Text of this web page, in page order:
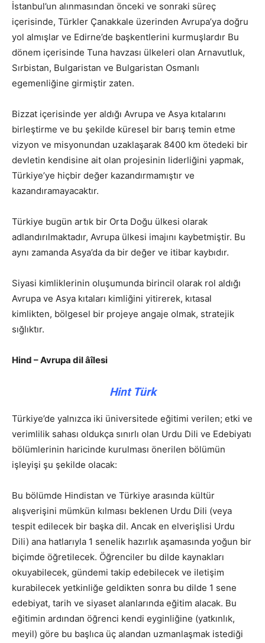
İstanbul’un alınmasından önceki ve sonraki süreç
içerisinde, Türkler Çanakkale üzerinden Avrupa’ya doğru
yol almışlar ve Edirne’de başkentlerini kurmuşlardır Bu
dönem içerisinde Tuna havzası ülkeleri olan Arnavutluk,
Sırbistan, Bulgaristan ve Bulgaristan Osmanlı
egemenliğine girmiştir zaten.
Bizzat içerisinde yer aldığı Avrupa ve Asya kıtalarını
birleştirme ve bu şekilde küresel bir barış temin etme
vizyon ve misyonundan uzaklaşarak 8400 km ötedeki bir
devletin kendisine ait olan projesinin liderliğini yapmak,
Türkiye’ye hiçbir değer kazandırmamıştır ve
kazandıramayacaktır.
Türkiye bugün artık bir Orta Doğu ülkesi olarak
adlandırılmaktadır, Avrupa ülkesi imajını kaybetmiştir. Bu
aynı zamanda Asya’da da bir değer ve itibar kaybıdır.
Siyasi kimliklerinin oluşumunda birincil olarak rol aldığı
Avrupa ve Asya kıtaları kimliğini yitirerek, kıtasal
kimlikten, bölgesel bir projeye angaje olmak, stratejik
sığlıktır.
Hind – Avrupa dil âîlesi
Hint Türk
Türkiye’de yalnızca iki üniversitede eğitimi verilen; etki ve
verimlilik sahası oldukça sınırlı olan Urdu Dili ve Edebiyatı
bölümlerinin haricinde kurulması önerilen bölümün
işleyişi şu şekilde olacak:
Bu bölümde Hindistan ve Türkiye arasında kültür
alışverişini mümkün kılması beklenen Urdu Dili (veya
tespit edilecek bir başka dil. Ancak en elverişlisi Urdu
Dili) ana hatlarıyla 1 senelik hazırlık aşamasında yoğun bir
biçimde öğretilecek. Öğrenciler bu dilde kaynakları
okuyabilecek, gündemi takip edebilecek ve iletişim
kurabilecek yetkinliğe geldikten sonra bu dilde 1 sene
edebiyat, tarih ve siyaset alanlarında eğitim alacak. Bu
eğitimin ardından öğrenci kendi eyginliğine (yatkınlık,
meyil) göre bu başlıca üç alandan uzmanlaşmak istediği